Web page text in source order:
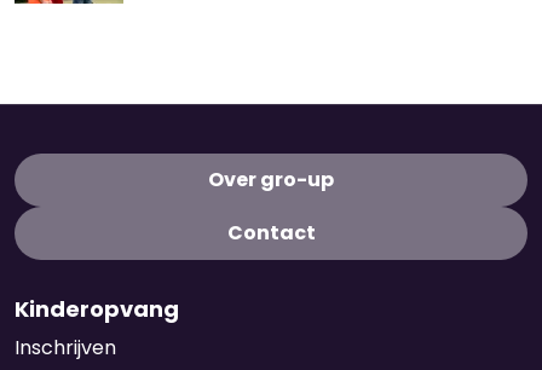
Over gro-up
Contact
Kinderopvang
Inschrijven